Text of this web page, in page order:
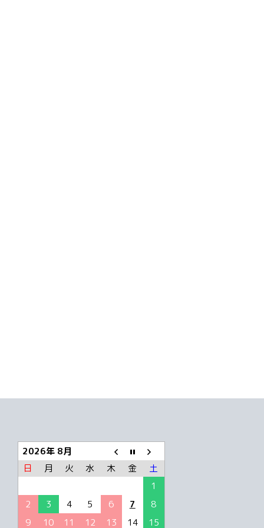
2026年 8月
日
月 火 水 木 金
土
1
2
3 4 5 6 7
8
9
10 11 12 13 14 15